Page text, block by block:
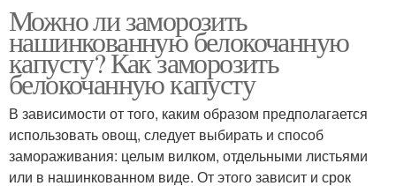
Можно ли заморозить
нашинкованную белокочанную
капусту? Как заморозить
белокочанную капусту
В зависимости от того, каким образом предполагается
использовать овощ, следует выбирать и способ
замораживания: целым вилком, отдельными листьями
или в нашинкованном виде. От этого зависит и срок